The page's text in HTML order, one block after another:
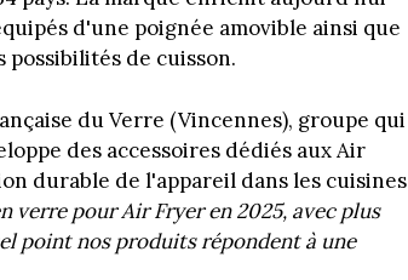
d'une poignée amovible ainsi que
possibilités de cuisson.
du Verre (Vincennes), groupe qui
des accessoires dédiés aux Air
durable de l'appareil dans les cuisines
verre pour Air Fryer en 2025, avec plus
point nos produits répondent à une